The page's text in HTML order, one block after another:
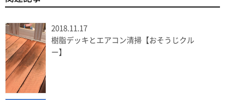
2018.11.17
樹脂デッキとエアコン清掃【おそうじクル
ー】